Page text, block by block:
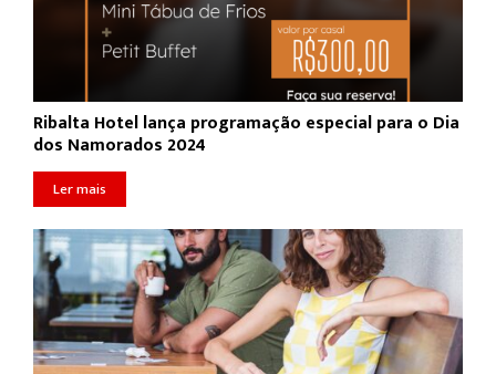
Ribalta Hotel lança programação especial para o Dia
dos Namorados 2024
Ler mais